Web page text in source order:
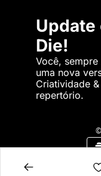
Update
Die!
Você, sempre
uma nova
Criatividade &
repertório.